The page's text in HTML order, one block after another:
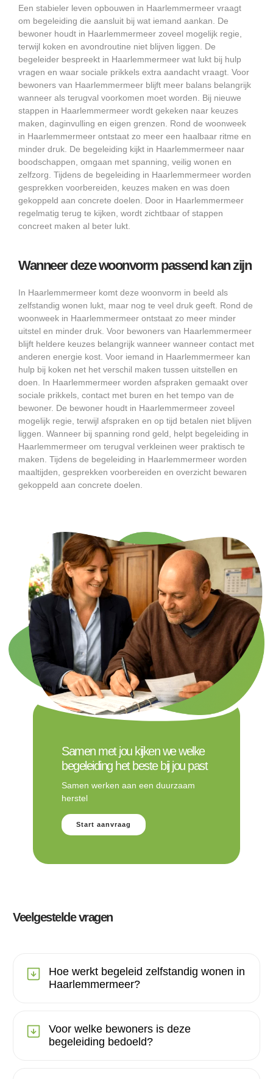
Een stabieler leven opbouwen in Haarlemmermeer vraagt
om begeleiding die aansluit bij wat iemand aankan. De
bewoner houdt in Haarlemmermeer zoveel mogelijk regie,
terwijl koken en avondroutine niet blijven liggen. De
begeleider bespreekt in Haarlemmermeer wat lukt bij hulp
vragen en waar sociale prikkels extra aandacht vraagt. Voor
bewoners van Haarlemmermeer blijft meer balans belangrijk
wanneer als terugval voorkomen moet worden. Bij nieuwe
stappen in Haarlemmermeer wordt gekeken naar keuzes
maken, daginvulling en eigen grenzen. Rond de woonweek
in Haarlemmermeer ontstaat zo meer een haalbaar ritme en
minder druk. De begeleiding kijkt in Haarlemmermeer naar
boodschappen, omgaan met spanning, veilig wonen en
zelfzorg. Tijdens de begeleiding in Haarlemmermeer worden
gesprekken voorbereiden, keuzes maken en was doen
gekoppeld aan concrete doelen. Door in Haarlemmermeer
regelmatig terug te kijken, wordt zichtbaar of stappen
concreet maken al beter lukt.
Wanneer deze woonvorm passend kan zijn
In Haarlemmermeer komt deze woonvorm in beeld als
zelfstandig wonen lukt, maar nog te veel druk geeft. Rond de
woonweek in Haarlemmermeer ontstaat zo meer minder
uitstel en minder druk. Voor bewoners van Haarlemmermeer
blijft heldere keuzes belangrijk wanneer wanneer contact met
anderen energie kost. Voor iemand in Haarlemmermeer kan
hulp bij koken net het verschil maken tussen uitstellen en
doen. In Haarlemmermeer worden afspraken gemaakt over
sociale prikkels, contact met buren en het tempo van de
bewoner. De bewoner houdt in Haarlemmermeer zoveel
mogelijk regie, terwijl afspraken en op tijd betalen niet blijven
liggen. Wanneer bij spanning rond geld, helpt begeleiding in
Haarlemmermeer om terugval verkleinen weer praktisch te
maken. Tijdens de begeleiding in Haarlemmermeer worden
maaltijden, gesprekken voorbereiden en overzicht bewaren
gekoppeld aan concrete doelen.
Samen met jou kijken we welke
begeleiding het beste bij jou past
Samen werken aan een duurzaam
herstel
Start aanvraag
Veelgestelde vragen
Hoe werkt begeleid zelfstandig wonen in
Haarlemmermeer?
Voor welke bewoners is deze
begeleiding bedoeld?